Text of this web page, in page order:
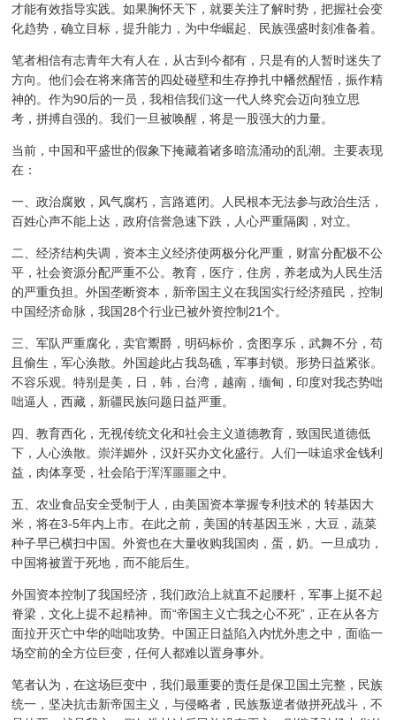
才能有效指导实践。如果胸怀天下，就要关注了解时势，把握社会变
化趋势，确立目标，提升能力，为中华崛起、民族强盛时刻准备着。
笔者相信有志青年大有人在，从古到今都有，只是有的人暂时迷失了
方向。他们会在将来痛苦的四处碰壁和生存挣扎中幡然醒悟，振作精
神的。作为90后的一员，我相信我们这一代人终究会迈向独立思
考，拼搏自强的。我们一旦被唤醒，将是一股强大的力量。
当前，中国和平盛世的假象下掩藏着诸多暗流涌动的乱潮。主要表现
在：
一、政治腐败，风气腐朽，言路遮闭。人民根本无法参与政治生活，
百姓心声不能上达，政府信誉急速下跌，人心严重隔阂，对立。
二、经济结构失调，资本主义经济使两极分化严重，财富分配极不公
平，社会资源分配严重不公。教育，医疗，住房，养老成为人民生活
的严重负担。外国垄断资本，新帝国主义在我国实行经济殖民，控制
中国经济命脉，我国28个行业已被外资控制21个。
三、军队严重腐化，卖官鬻爵，明码标价，贪图享乐，武舞不分，苟
且偷生，军心涣散。外国趁此占我岛礁，军事封锁。形势日益紧张。
不容乐观。特别是美，日，韩，台湾，越南，缅甸，印度对我态势咄
咄逼人，西藏，新疆民族问题日益严重。
四、教育西化，无视传统文化和社会主义道德教育，致国民道德低
下，人心涣散。崇洋媚外，汉奸买办文化盛行。人们一味追求金钱利
益，肉体享受，社会陷于浑浑噩噩之中。
五、农业食品安全受制于人，由美国资本掌握专利技术的 转基因大
米，将在3-5年内上市。在此之前，美国的转基因玉米，大豆，蔬菜
种子早已横扫中国。外资也在大量收购我国肉，蛋，奶。一旦成功，
中国将被置于死地，而不能后生。
外国资本控制了我国经济，我们政治上就直不起腰杆，军事上挺不起
脊梁，文化上提不起精神。而“帝国主义亡我之心不死”，正在从各方
面拉开灭亡中华的咄咄攻势。中国正日益陷入内忧外患之中，面临一
场空前的全方位巨变，任何人都难以置身事外。
笔者认为，在这场巨变中，我们最重要的责任是保卫国土完整，民族
统一，坚决抗击新帝国主义，与侵略者，民族叛逆者做拼死战斗，不